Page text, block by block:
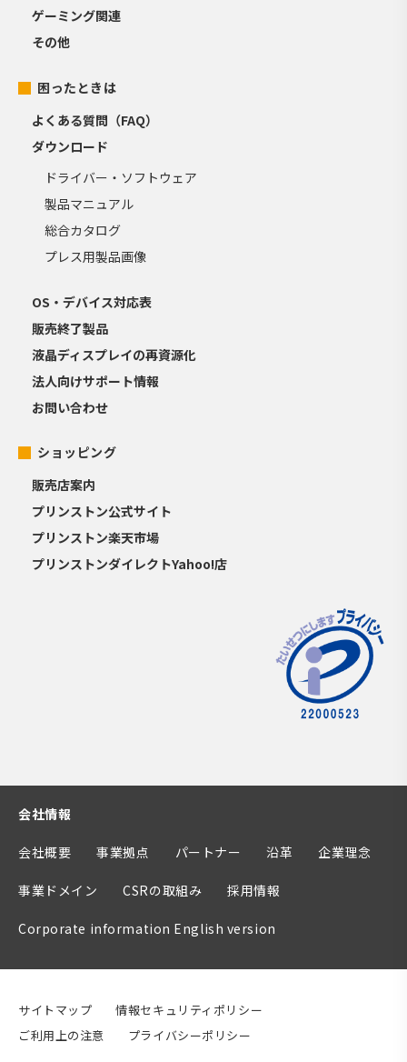
ゲーミング関連
その他
困ったときは
よくある質問（FAQ）
ダウンロード
ドライバー・ソフトウェア
製品マニュアル
総合カタログ
プレス用製品画像
OS・デバイス対応表
販売終了製品
液晶ディスプレイの再資源化
法人向けサポート情報
お問い合わせ
ショッピング
販売店案内
プリンストン公式サイト
プリンストン楽天市場
プリンストンダイレクトYahoo!店
会社情報
会社概要 事業拠点 パートナー 沿革 企業理念
事業ドメイン CSRの取組み 採用情報
Corporate information English version
サイトマップ
情報セキュリティポリシー
ご利用上の注意
プライバシーポリシー